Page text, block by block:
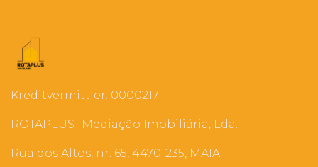
Kreditvermittler: 0000217
ROTAPLUS -Mediação Imobiliária, Lda..
Rua dos Altos, nr. 65, 4470-235, MAIA